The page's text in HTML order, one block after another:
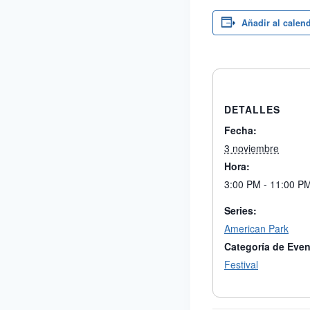
Añadir al
DETALLES
Fecha:
3 noviembre
Hora:
3:00 PM - 11:00
Series:
American Park
Categoría de
Festival